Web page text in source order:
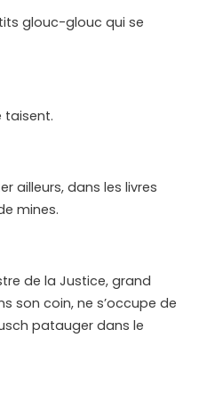
glouc-glouc qui se
taisent.
ailleurs, dans les livres
mines.
de la Justice, grand
son coin, ne s’occupe de
patauger dans le